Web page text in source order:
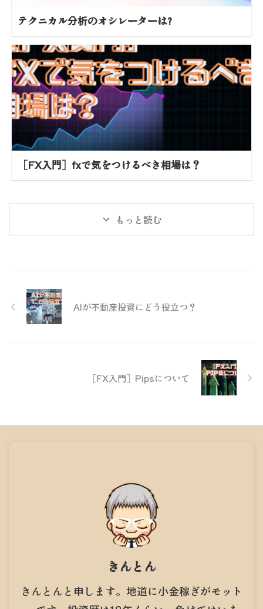
テクニカル分析のオシレーターは?
［FX入門］fxで気をつけるべき相場は？
もっと読む
AIが不動産投資にどう役立つ？
［FX入門］Pipsについて
きんとん
きんとんと申します。地道に小金稼ぎがモット